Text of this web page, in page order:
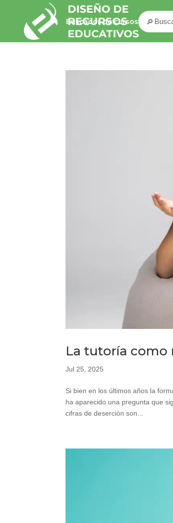
Buscador de cursos 🔎
La tutoría
Jul 25, 2025
Si bien en los últimos años la
ha aparecido una pregunta que
cifras de deserción son...